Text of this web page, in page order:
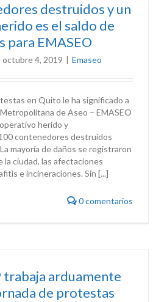
destruidos y un
es el saldo de
para EMASEO
octubre 4, 2019 | Emaseo
en Quito le ha significado a
de Aseo – EMASEO
herido y
contenedores destruidos
mayoría de daños se registraron
la ciudad, las afectaciones
e incineraciones. Sin [...]
0 comentarios
trabaja arduamente
de protestas